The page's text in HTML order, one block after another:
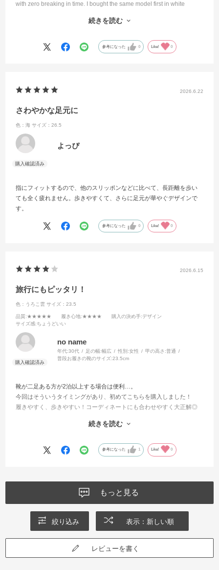
with zero breaking in time. I bought the same model first in white
boots in black and brown. This time I bought the fabric model in a
espadrilles. Perfect for summer with a holiday in Provence feel to them.
They brighten up every outfit. Beyond the expected comfort of Marugo
続きを読む
参考になった 0 Like! 0
2026.6.22
さわやかな足元に
色：海 サイズ：26.5
よっぴ
指にフィットするので、他のスリッポンなどに比べて、長距離を歩い
ても全く疲れません。歩きやすくて、さらに足元が華やぐデザインで
す。
参考になった 0 Like! 0
2026.6.15
旅行にもピッタリ！
色：うろこ雲 サイズ：23.5
品質:★★★★★ 履き心地:★★★★ 購入の決め手:デザイン
サイズ感:ちょうどいい
no name
年代:30代 足の幅:幅広 性別:女性 甲の高さ:普通
普段お履きの靴のサイズ:23.5cm
靴が二足ある方が2泊以上する場合は便利…。
今回はそういうタイミングがあり、初めてこちらを購入しました！
履きやすく、歩きやすい！コーディネートにも合わせやすく大正解◎
の使い方の癖や、ついよく歩いたからかもしれません！
また違うデザインのものも欲しくなっています◎
続きを読む
参考になった 1 Like! 0
もっと見る
絞り込み 表示：新しい順
レビューを書く